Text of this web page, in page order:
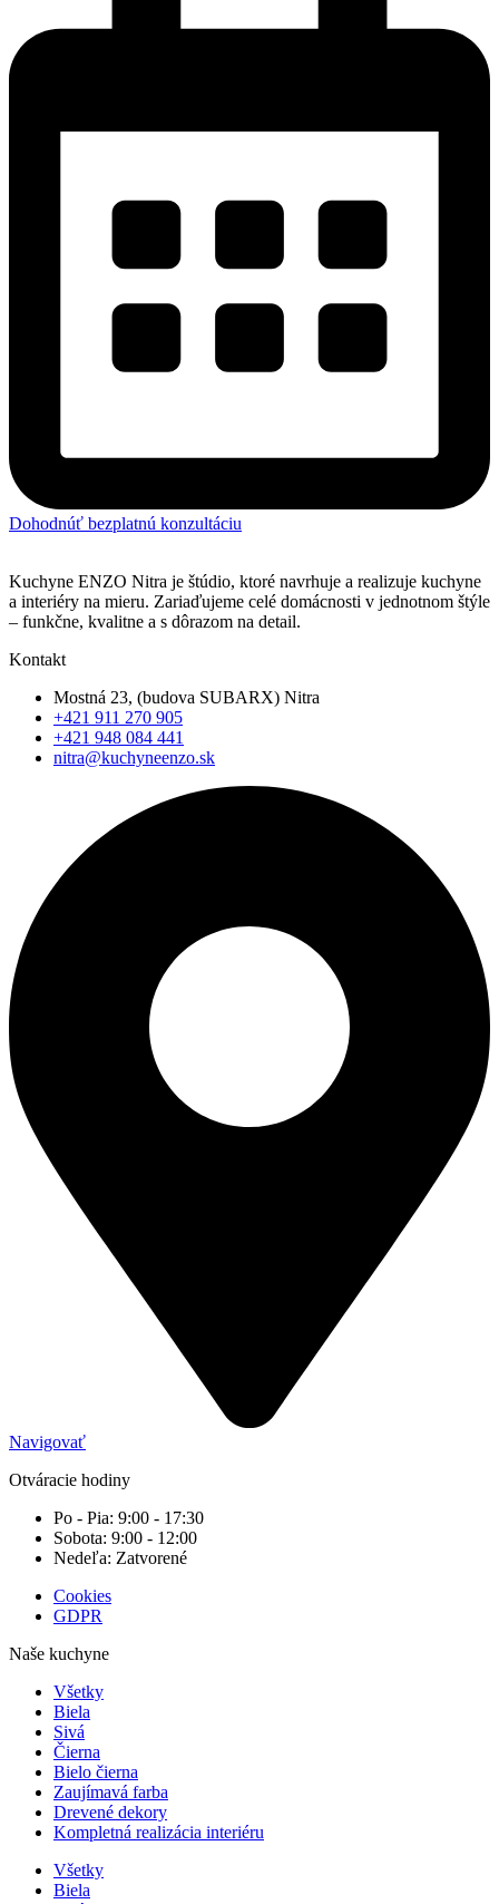
Dohodnúť bezplatnú konzultáciu
Kuchyne ENZO Nitra je štúdio, ktoré navrhuje a realizuje kuchyne
a interiéry na mieru. Zariaďujeme celé domácnosti v jednotnom štýle
– funkčne, kvalitne a s dôrazom na detail.
Kontakt
Mostná 23, (budova SUBARX) Nitra
+421 911 270 905
+421 948 084 441
nitra@kuchyneenzo.sk
Navigovať
Otváracie hodiny
Po - Pia: 9:00 - 17:30
Sobota: 9:00 - 12:00
Nedeľa: Zatvorené
Cookies
GDPR
Naše kuchyne
Všetky
Biela
Sivá
Čierna
Bielo čierna
Zaujímavá farba
Drevené dekory
Kompletná realizácia interiéru
Všetky
Biela